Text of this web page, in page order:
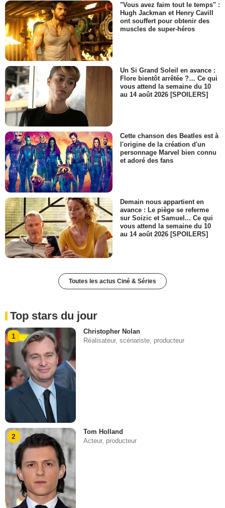
"Vous avez faim tout le temps" :
Hugh Jackman et Henry Cavill
ont souffert pour obtenir des
muscles de super-héros
Un Si Grand Soleil en avance :
Flore bientôt arrêtée ?… Ce qui
vous attend la semaine du 10
au 14 août 2026 [SPOILERS]
Cette chanson des Beatles est à
l'origine de la création d'un
personnage Marvel bien connu
et adoré des fans
Demain nous appartient en
avance : Le piège se referme
sur Soizic et Samuel... Ce qui
vous attend la semaine du 10
au 14 août 2026 [SPOILERS]
Toutes les actus Ciné & Séries
Top stars du jour
1
Christopher Nolan
Réalisateur, scénariste, producteur
2
Tom Holland
Acteur, producteur